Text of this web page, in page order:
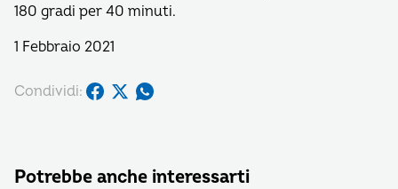
180 gradi per 40 minuti.
1 Febbraio 2021
Condividi:
Potrebbe anche interessarti